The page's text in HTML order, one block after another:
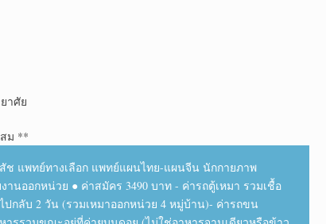
าศัย​
ม **
แพทย์​ทางเลือก​ แพทย์​แผน​ไทย​-แผนจีน นักกายภาพ​
นออกหน่วย ● ค่าสมัคร 3490 บาท - ค่ารถตู้เหมา รวมเชื้อ
กลับ 2 วัน (รวมเหมาออกหน่วย 4 หมู่บ้าน)​ - ค่ารถขน